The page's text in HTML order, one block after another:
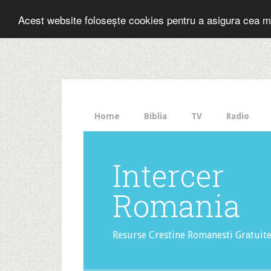
Acest website folosește cookies pentru a asigura cea
The
HelloBar
- a
little
bar
that
gets
noticed!
Home Biblia TV Radio
Intercer
Romania
Resurse Crestine Romanesti Gratuite